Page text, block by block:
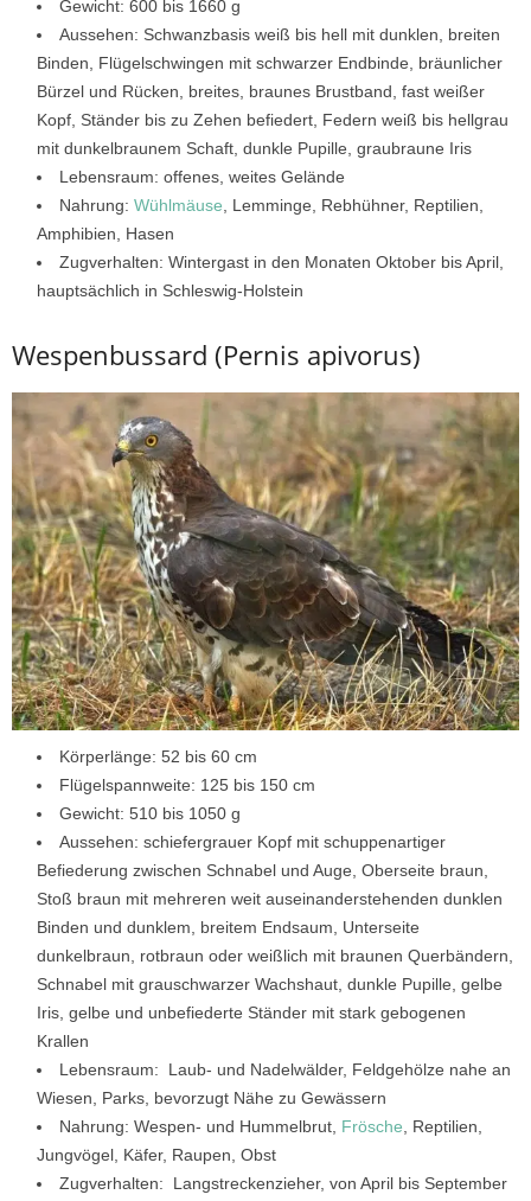
Gewicht: 600 bis 1660 g
Aussehen: Schwanzbasis weiß bis hell mit dunklen, breiten
Binden, Flügelschwingen mit schwarzer Endbinde, bräunlicher
Bürzel und Rücken, breites, braunes Brustband, fast weißer
Kopf, Ständer bis zu Zehen befiedert, Federn weiß bis hellgrau
mit dunkelbraunem Schaft, dunkle Pupille, graubraune Iris
Lebensraum: offenes, weites Gelände
Nahrung: Wühlmäuse , Lemminge, Rebhühner, Reptilien,
Amphibien, Hasen
Zugverhalten: Wintergast in den Monaten Oktober bis April,
hauptsächlich in Schleswig-Holstein
Wespenbussard (Pernis apivorus)
Körperlänge: 52 bis 60 cm
Flügelspannweite: 125 bis 150 cm
Gewicht: 510 bis 1050 g
Aussehen: schiefergrauer Kopf mit schuppenartiger
Befiederung zwischen Schnabel und Auge, Oberseite braun,
Stoß braun mit mehreren weit auseinanderstehenden dunklen
Binden und dunklem, breitem Endsaum, Unterseite
dunkelbraun, rotbraun oder weißlich mit braunen Querbändern,
Schnabel mit grauschwarzer Wachshaut, dunkle Pupille, gelbe
Iris, gelbe und unbefiederte Ständer mit stark gebogenen
Krallen
Lebensraum: Laub- und Nadelwälder, Feldgehölze nahe an
Wiesen, Parks, bevorzugt Nähe zu Gewässern
Nahrung: Wespen- und Hummelbrut, Frösche, Reptilien,
Jungvögel, Käfer, Raupen, Obst
Zugverhalten: Langstreckenzieher, von April bis September